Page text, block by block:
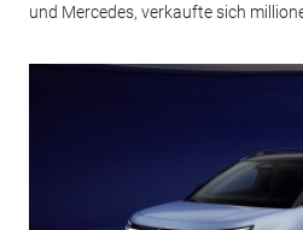
und Mercedes, verkaufte sich